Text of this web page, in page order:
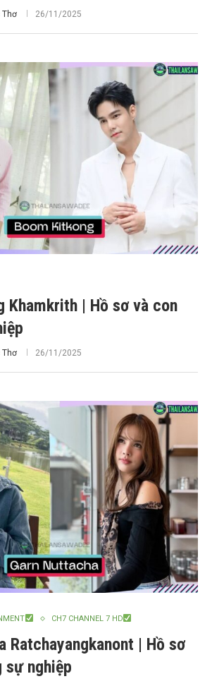
Thơ 26/11/2025
Khamkrith | Hồ sơ và con
Thơ 26/11/2025
CH7 CHANNEL 7 HD
Ratchayangkanont | Hồ sơ
sự nghiệp